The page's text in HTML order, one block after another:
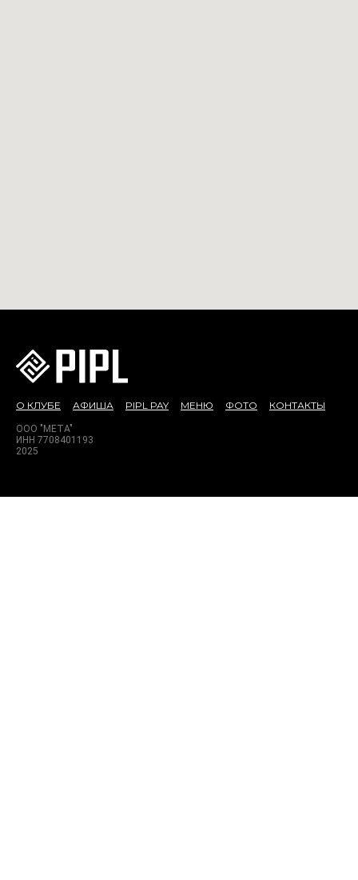
О КЛУБЕ АФИША PIPL PAY МЕНЮ ФОТО КОНТАКТЫ
ООО "МЕТА"
ИНН 7708401193
2025